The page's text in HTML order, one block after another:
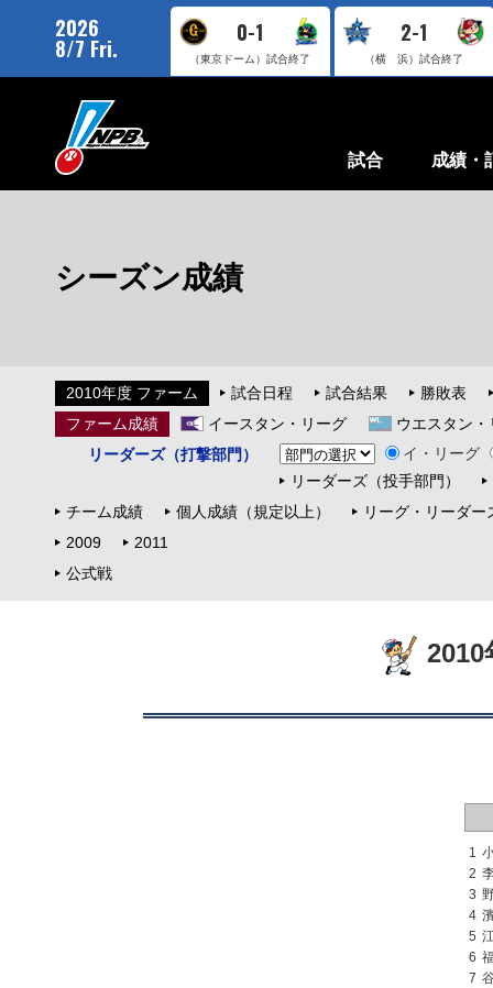
2026
8/7 Fri.
0-1
（東京ドーム）試合終了
2-1
（横 浜）試合終了
試合 成績・
シーズン成績
2010年度 ファーム 試合日程 試合結果
勝敗表
ファーム成績
イースタン・リーグ
ウエスタン・
リーダーズ（打撃部門）
イ・リーグ
リーダーズ（投手部門）
チーム成績
個人成績（規定以上）
リーグ・リーダー
2009
2011
公式戦
1
2
3
4
5
6
7